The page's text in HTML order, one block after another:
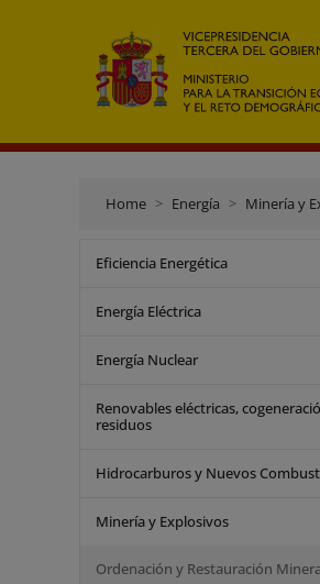
Home Energía Minería y
Eficiencia Energética
Energía Eléctrica
Energía Nuclear
Renovables eléctricas,
residuos
Hidrocarburos y Nuevos
Minería y Explosivos
Ordenación y Restauración Minera